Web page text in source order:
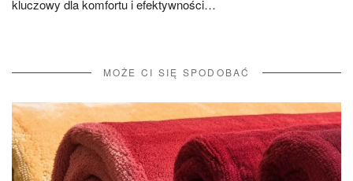
kluczowy dla komfortu i efektywności…
MOŻE CI SIĘ SPODOBAĆ